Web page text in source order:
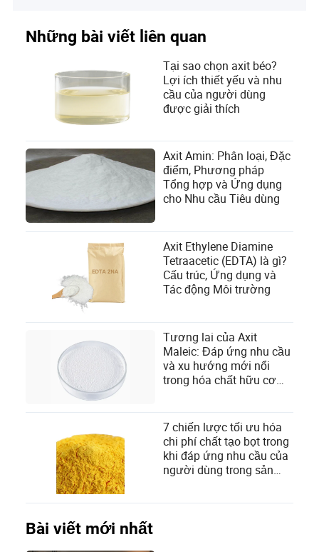
Những bài viết liên quan
Tại sao chọn axit béo?
Lợi ích thiết yếu và nhu
cầu của người dùng
được giải thích
Axit Amin: Phân loại, Đặc
điểm, Phương pháp
Tổng hợp và Ứng dụng
cho Nhu cầu Tiêu dùng
Axit Ethylene Diamine
Tetraacetic (EDTA) là gì?
Cấu trúc, Ứng dụng và
Tác động Môi trường
Tương lai của Axit
Maleic: Đáp ứng nhu cầu
và xu hướng mới nổi
trong hóa chất hữu cơ
7 chiến lược tối ưu hóa
chi phí chất tạo bọt trong
khi đáp ứng nhu cầu của
người dùng trong sản
Bài viết mới nhất